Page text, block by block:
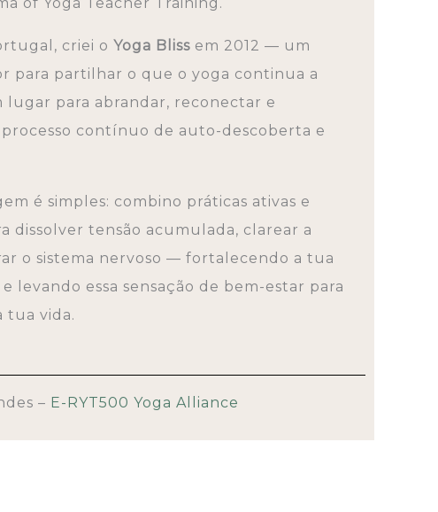
criei o Yoga Bliss em 2012 — um
para partilhar o que o yoga continua a
lugar para abrandar, reconectar e
contínuo de auto-descoberta e
é simples: combino práticas ativas e
dissolver tensão acumulada, clarear a
o sistema nervoso — fortalecendo a tua
levando essa sensação de bem-estar para
tua vida.
– E-RYT500 Yoga Alliance